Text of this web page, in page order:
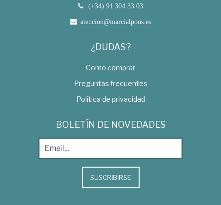
(+34) 91 304 33 03
atencion@marcialpons.es
¿DUDAS?
Como comprar
Preguntas frecuentes
Política de privacidad
BOLETÍN DE NOVEDADES
SUSCRIBIRSE